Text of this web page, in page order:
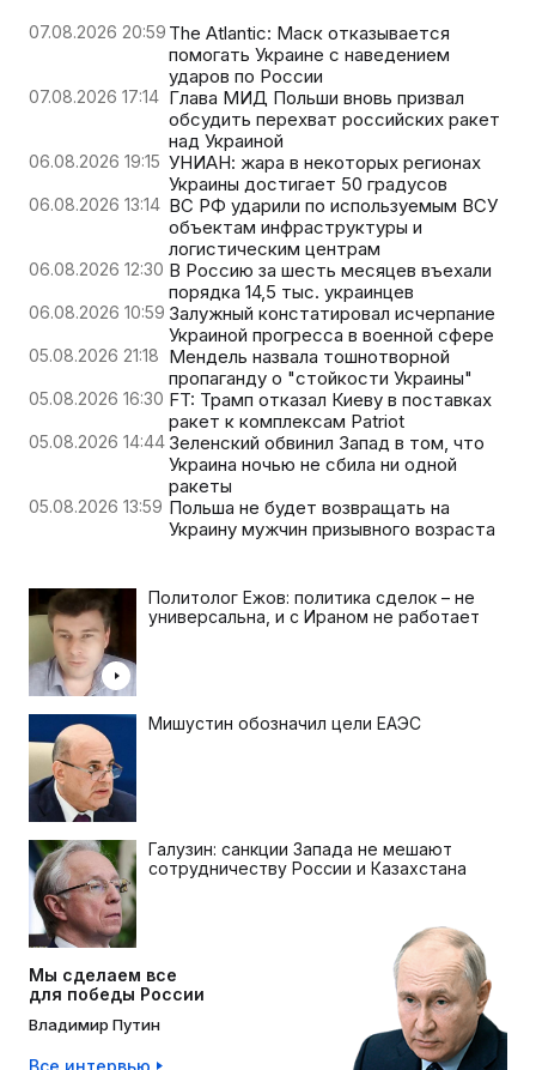
07.08.2026 20:59 The Atlantic: Маск отказывается
помогать Украине с наведением
ударов по России
07.08.2026 17:14 Глава МИД Польши вновь призвал
обсудить перехват российских ракет
над Украиной
06.08.2026 19:15 УНИАН: жара в некоторых регионах
Украины достигает 50 градусов
06.08.2026 13:14 ВС РФ ударили по используемым ВСУ
объектам инфраструктуры и
логистическим центрам
06.08.2026 12:30 В Россию за шесть месяцев въехали
порядка 14,5 тыс. украинцев
06.08.2026 10:59 Залужный констатировал исчерпание
Украиной прогресса в военной сфере
05.08.2026 21:18 Мендель назвала тошнотворной
пропаганду о "стойкости Украины"
05.08.2026 16:30 FT: Трамп отказал Киеву в поставках
ракет к комплексам Patriot
05.08.2026 14:44 Зеленский обвинил Запад в том, что
Украина ночью не сбила ни одной
ракеты
05.08.2026 13:59 Польша не будет возвращать на
Украину мужчин призывного возраста
Политолог Ежов: политика сделок – не
универсальна, и с Ираном не работает
Мишустин обозначил цели ЕАЭС
Галузин: санкции Запада не мешают
сотрудничеству России и Казахстана
Мы сделаем все
для победы России
Владимир Путин
Все интервью